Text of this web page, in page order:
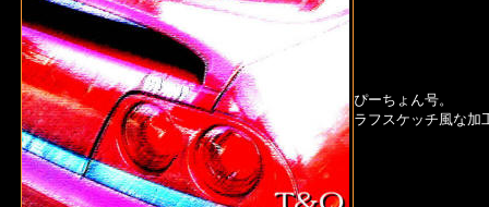
ぴーちょん号。
ラフスケッチ風な加